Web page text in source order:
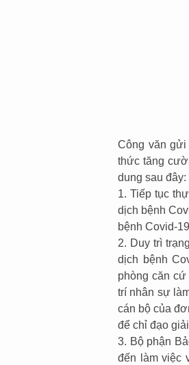
Công văn gửi
thức tăng
dung sau đây:
1. Tiếp tục
dịch bệnh
bệnh Covid-
2. Duy trì
dịch bệnh
phòng căn
trí nhân sự
cán bộ của
để chỉ đạo
3. Bộ phận
đến làm việc